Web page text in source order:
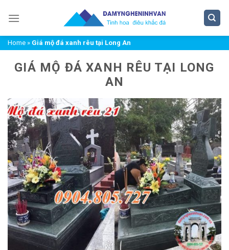
đến
dungHome » Giá mộ đá xanh rêu tại Long An
GIÁ MỘ ĐÁ XANH RÊU TẠI LONG
AN